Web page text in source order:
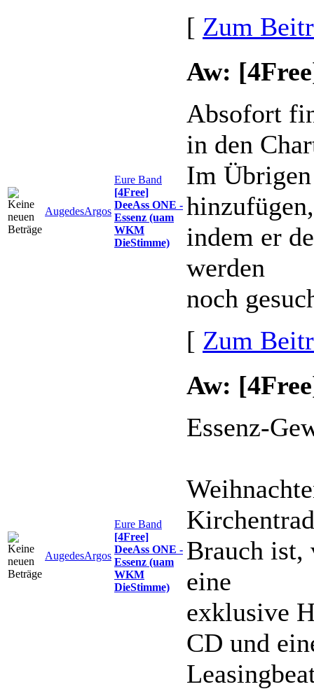
[ Zum
AugedesArgos
Eure Band
[4Free]
DeeAss ONE -
Essenz (uam
WKM
DieStimme)
Aw:
Absofort
in den
Im
hinzufügen,
indem er
werden
noch
[ Zum
AugedesArgos
Eure Band
[4Free]
DeeAss ONE -
Essenz (uam
WKM
DieStimme)
Aw:
Essenz-
Brauch ist,
eine
exklusive
CD und